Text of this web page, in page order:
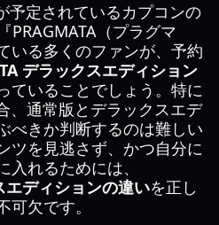
予定されているカプコンの
PRAGMATA（プラグマ
いる多くのファンが、予約
デラックスエディション
ていることでしょう。特に
、通常版とデラックスエデ
べきか判断するのは難しい
ツを見逃さず、かつ自分に
入れるためには、
エディションの違いを正し
可欠です。